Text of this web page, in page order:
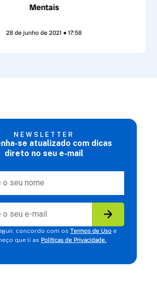
Mentais
28 de junho de 2021 17:58
NEWSLETTER
se atualizado com dicas
direto no seu e-mail
concordo com os Termos de Uso e
que li as Políticas de Privacidade.